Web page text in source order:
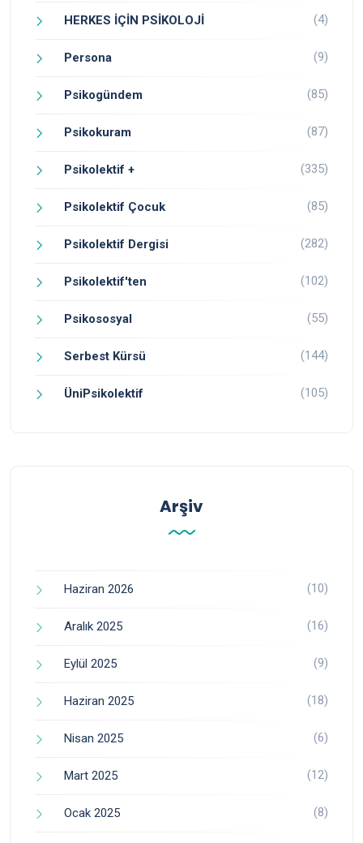
HERKES İÇİN PSİKOLOJİ (4)
Persona (9)
Psikogündem (85)
Psikokuram (87)
Psikolektif + (335)
Psikolektif Çocuk (85)
Psikolektif Dergisi (282)
Psikolektif'ten (102)
Psikososyal (55)
Serbest Kürsü (144)
ÜniPsikolektif (105)
Arşiv
Haziran 2026 (10)
Aralık 2025 (16)
Eylül 2025 (9)
Haziran 2025 (18)
Nisan 2025 (6)
Mart 2025 (12)
Ocak 2025 (8)